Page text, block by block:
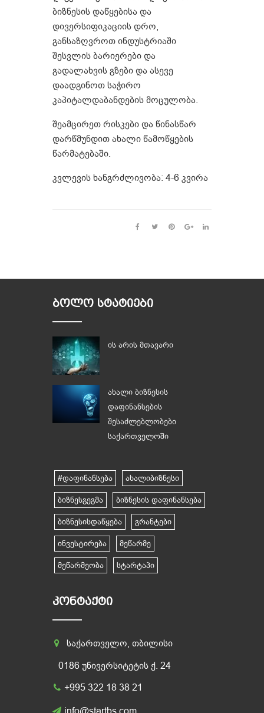
ბიზნესის დაწყებისა და
დივერსიფიკაციის დრო,
განსაზღვროთ ინდუსტრიაში
შესვლის ბარიერები და
გადალახვის გზები და ასევე
დაადგინოთ საჭირო
კაპიტალდაბანდების მოცულობა.
შეამცირეთ რისკები და წინასწარ
დარწმუნდით ახალი წამოწყების
წარმატებაში.
კვლევის ხანგრძლივობა: 4-6 კვირა
ᲑᲝᲚᲝ ᲡᲢᲐᲢᲘᲔᲑᲘ
ის არის მთავარი
ახალი ბიზნესის
დაფინანსების
შესაძლებლობები
საქართველოში
#დაფინანსება ახალიბიზნესი
ბიზნესგეგმა ბიზნესის დაფინანსება
ბიზნესისდაწყება გრანტები
ინვესტირება მეწარმე
მეწარმეობა სტარტაპი
ᲙᲝᲜᲢᲐᲥᲢᲘ
საქართველო, თბილისი
0186 უნივერსიტეტის ქ. 24
+995 322 18 38 21
info@startbs.com